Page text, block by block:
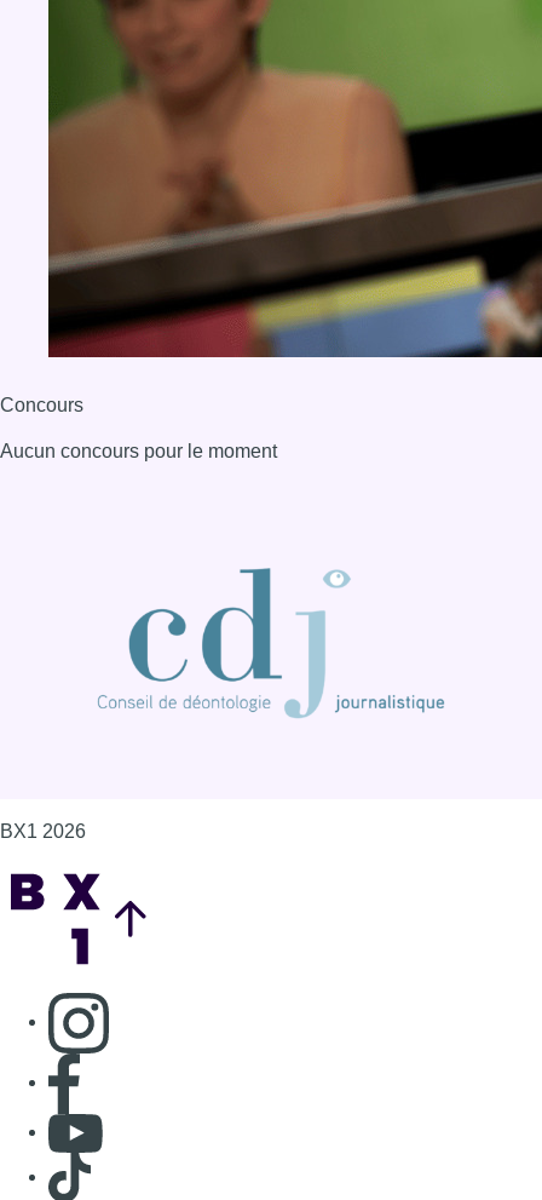
Concours
Aucun concours pour le moment
BX1 2026
Consulter page Instagram
Consulter page Facebook
Consulter Youtube
Consulter TikTok